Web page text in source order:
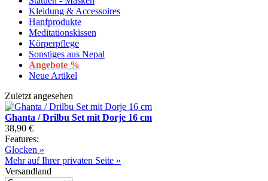
Kleidung & Accessoires
Hanfprodukte
Meditationskissen
Körperpflege
Sonstiges aus Nepal
Angebote %
Neue Artikel
Zuletzt angesehen
Ghanta / Drilbu Set mit Dorje 16 cm
38,90 €
Features:
Glocken »
Mehr auf Ihrer privaten Seite »
Versandland